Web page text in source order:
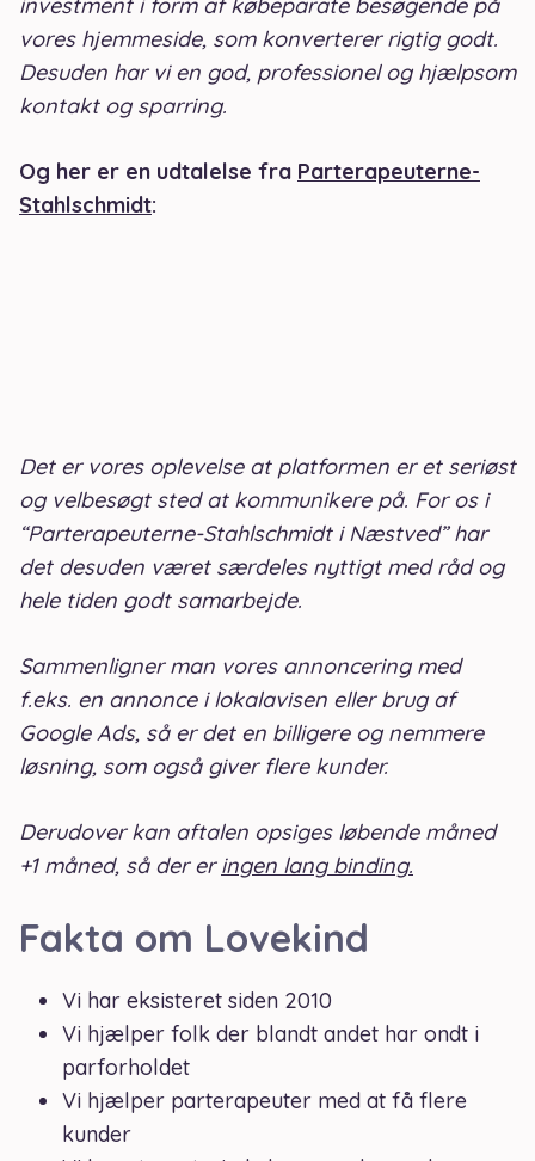
vores hjemmeside, som konverterer rigtig godt.
Desuden har vi en god, professionel og hjælpsom
kontakt og sparring.
Og her er en udtalelse fra Parterapeuterne-
Stahlschmidt:
Det er vores oplevelse at platformen er et seriøst
og velbesøgt sted at kommunikere på. For os i
“Parterapeuterne-Stahlschmidt i Næstved” har
det desuden været særdeles nyttigt med råd og
hele tiden godt samarbejde.
Sammenligner man vores annoncering med
f.eks. en annonce i lokalavisen eller brug af
Google Ads, så er det en billigere og nemmere
løsning, som også giver flere kunder.
Derudover kan aftalen opsiges løbende måned
+1 måned, så der eringen lang binding.
Fakta om Lovekind
Vi har eksisteret siden 2010
Vi hjælper folk der blandt andet har ondt i
parforholdet
Vi hjælper parterapeuter med at få flere
kunder